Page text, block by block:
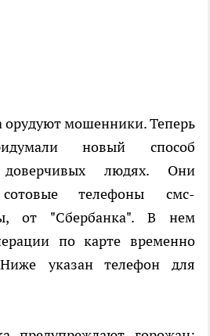
орудуют мошенники. Теперь
новый способ
людях. Они
телефоны смс-
от "Сбербанка". В нем
по карте временно
указан телефон для